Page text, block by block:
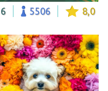
6 5506 8,0